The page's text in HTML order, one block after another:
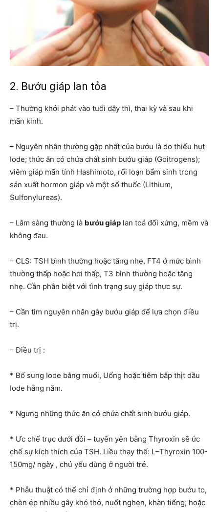
2. Bướu giáp lan tỏa
– Thường khởi phát vào tuổi dậy thì, thai kỳ và sau khi
mãn kinh.
– Nguyên nhân thường gặp nhất của bướu là do thiếu hụt
Iode; thức ăn có chứa chất sinh bướu giáp (Goitrogens);
viêm giáp mãn tính Hashimoto, rối loạn bẩm sinh trong
sản xuất hormon giáp và một số thuốc (Lithium,
Sulfonylureas).
– Lâm sàng thường là bướu giáp lan toả đối xứng, mềm và
không đau.
– CLS: TSH bình thường hoặc tăng nhẹ, FT4 ở mức bình
thường thấp hoặc hơi thấp, T3 bình thường hoặc tăng
nhẹ. Cần phân biệt với tình trạng suy giáp thực sự.
– Cần tìm nguyên nhân gây bướu giáp để lựa chọn điều
trị.
– Điều trị :
* Bổ sung Iode bằng muối, Uống hoặc tiêm bắp thịt dầu
Iode hằng năm.
* Ngưng những thức ăn có chứa chất sinh bướu giáp.
* Ưc chế trục dưới đồi – tuyến yên bằng Thyroxin sẽ ức
chế sự kích thích của TSH. Liều thay thế: L–Thyroxin 100-
150mg/ ngày , chủ yếu dùng ở người trẻ.
* Phẫu thuật có thể chỉ định ở những trường hợp bướu to,
chèn ép nhiều gây khó thở, nuốt nghẹn, khàn tiếng; hoặc